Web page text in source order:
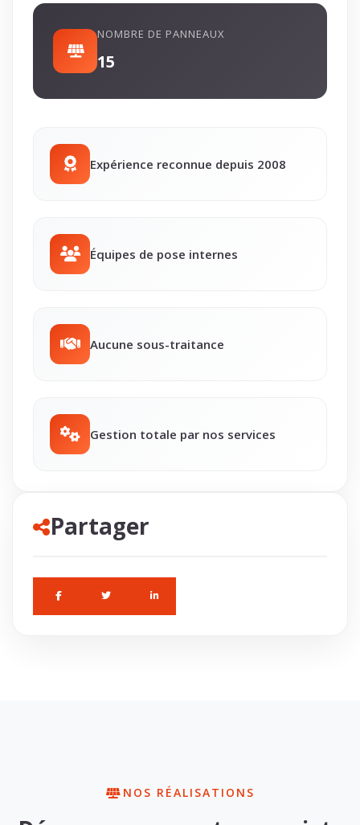
NOMBRE DE PANNEAUX
15
Expérience reconnue depuis 2008
Équipes de pose internes
Aucune sous-traitance
Gestion totale par nos services
Partager
NOS RÉALISATIONS